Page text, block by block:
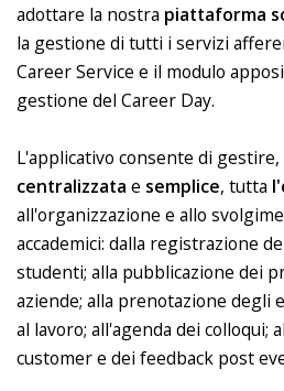
adottare la nostra piattaforma
la gestione di tutti i servizi
Career Service e il modulo
gestione del Career Day.
L'applicativo consente di
centralizzata e semplice, tutta
all'organizzazione e allo
accademici: dalla registrazione
studenti; alla pubblicazione dei
aziende; alla prenotazione degli
al lavoro; all'agenda dei colloqui;
customer e dei feedback post